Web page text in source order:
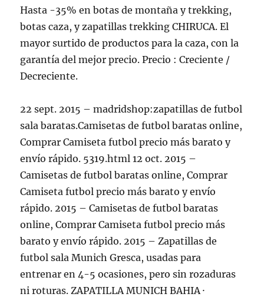
Hasta -35% en botas de montaña y trekking,
botas caza, y zapatillas trekking CHIRUCA. El
mayor surtido de productos para la caza, con la
garantía del mejor precio. Precio : Creciente /
Decreciente.
22 sept. 2015 – madridshop:zapatillas de futbol
sala baratas.Camisetas de futbol baratas online,
Comprar Camiseta futbol precio más barato y
envío rápido. 5319.html 12 oct. 2015 –
Camisetas de futbol baratas online, Comprar
Camiseta futbol precio más barato y envío
rápido. 2015 – Camisetas de futbol baratas
online, Comprar Camiseta futbol precio más
barato y envío rápido. 2015 – Zapatillas de
futbol sala Munich Gresca, usadas para
entrenar en 4-5 ocasiones, pero sin rozaduras
ni roturas. ZAPATILLA MUNICH BAHIA ·